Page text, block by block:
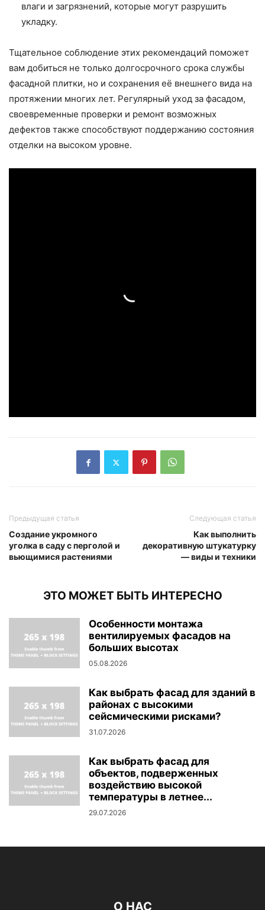
влаги и загрязнений, которые могут разрушить
укладку.
Тщательное соблюдение этих рекомендаций поможет
вам добиться не только долгосрочного срока службы
фасадной плитки, но и сохранения её внешнего вида на
протяжении многих лет. Регулярный уход за фасадом,
своевременные проверки и ремонт возможных
дефектов также способствуют поддержанию состояния
отделки на высоком уровне.
Предыдущая статья
Создание укромного
уголка в саду с перголой и
вьющимися растениями
Следующая статья
Как выполнить
декоративную штукатурку
— виды и техники
ЭТО МОЖЕТ БЫТЬ ИНТЕРЕСНО
Особенности монтажа
вентилируемых фасадов на
больших высотах
05.08.2026
Как выбрать фасад для зданий в
районах с высокими
сейсмическими рисками?
31.07.2026
Как выбрать фасад для
объектов, подверженных
воздействию высокой
температуры в летнее...
29.07.2026
О НАС